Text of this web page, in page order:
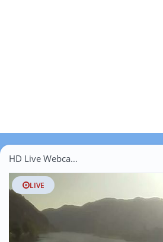
HD Live Webcams Obergrub
LIVE